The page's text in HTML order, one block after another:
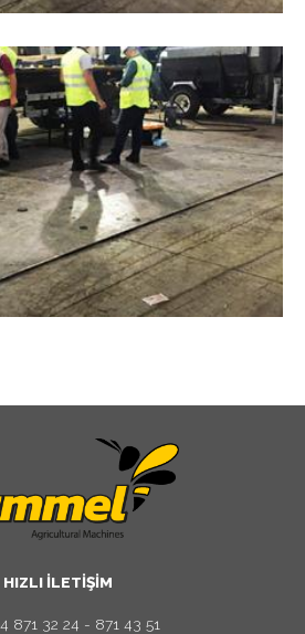
HIZLI İLETİŞİM
871 32 24 - 871 43 51